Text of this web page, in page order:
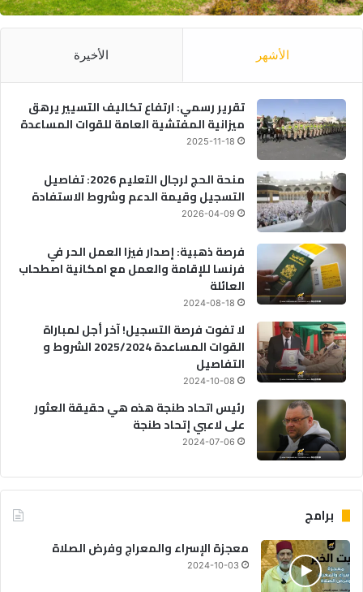
الأشهر الأخيرة
تقرير رسمي: ارتفاع تكاليف التسيير يرهق
ميزانية المفتشية العامة للقوات المساعدة
2025-11-18
منحة الحج لرجال التعليم 2026: تفاصيل
التسجيل وقيمة الدعم وشروط الاستفادة
2026-04-09
فرصة ذهبية: إصدار فيزا العمل الحر في
فرنسا للإقامة والعمل مع امكانية اصطحاب
العائلة
2024-08-18
لا تفوت فرصة التسجيل! آخر أجل لمباراة
القوات المساعدة 2025/2024 الشروط و
التفاصيل
2024-10-08
رئيس اتحاد طنجة هذه هي حقيقة العثور
على لاعبي إتحاد طنجة
2024-07-06
برامج
معجزة الإسراء والمعراج وفرض الصلاة
2024-10-03